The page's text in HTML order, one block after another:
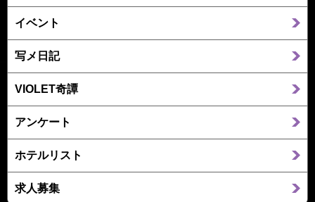
イベント
写メ日記
VIOLET奇譚
アンケート
ホテルリスト
求人募集